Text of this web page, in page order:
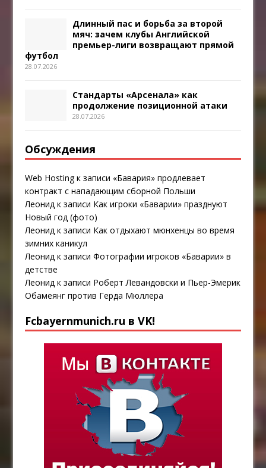
Длинный пас и борьба за второй
мяч: зачем клубы Английской
премьер-лиги возвращают прямой
футбол
28.07.2026
Стандарты «Арсенала» как
продолжение позиционной атаки
28.07.2026
Обсуждения
Web Hostingк записи «Бавария» продлевает
контракт с нападающим сборной Польши
Леонид к записи Как игроки «Баварии» празднуют
Новый год (фото)
Леонид к записи Как отдыхают мюнхенцы во время
зимних каникул
Леонид к записиФотографии игроков «Баварии» в
детстве
Леонид к записи Роберт Левандовски и Пьер-Эмерик
Обамеянг против Герда Мюллера
Fcbayernmunich.ru в VK!